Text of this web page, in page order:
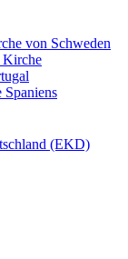
von Schweden
Kirche
(EKD)